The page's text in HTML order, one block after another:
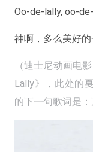
Oo-de-lally, oo-
神啊，多么美好的
（迪士尼动画电
Lally》，此处的
的下一句歌词是